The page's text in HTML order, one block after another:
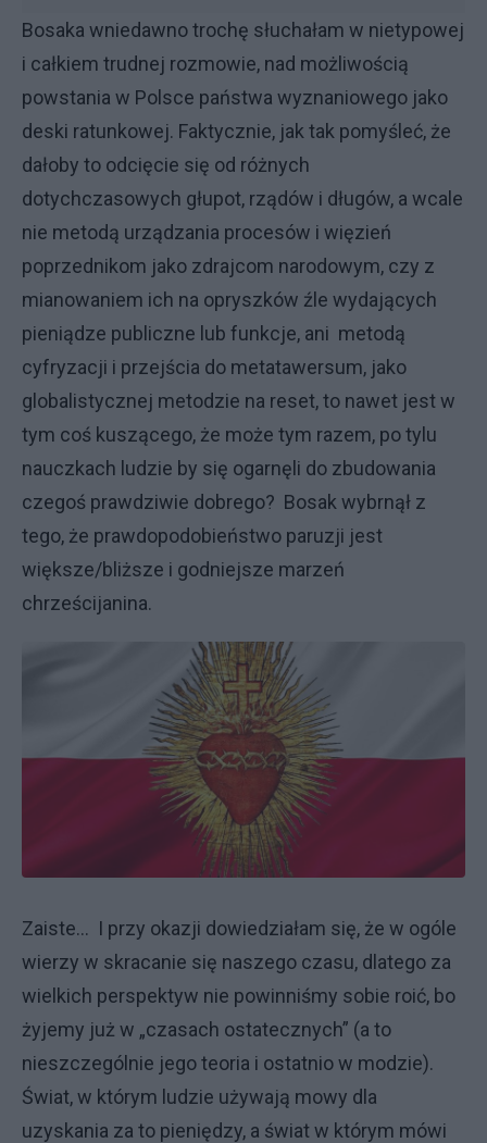
Bosaka wniedawno trochę słuchałam w nietypowej
i całkiem trudnej rozmowie, nad możliwością
powstania w Polsce państwa wyznaniowego jako
deski ratunkowej. Faktycznie, jak tak pomyśleć, że
dałoby to odcięcie się od różnych
dotychczasowych głupot, rządów i długów, a wcale
nie metodą urządzania procesów i więzień
poprzednikom jako zdrajcom narodowym, czy z
mianowaniem ich na opryszków źle wydających
pieniądze publiczne lub funkcje, ani metodą
cyfryzacji i przejścia do metatawersum, jako
globalistycznej metodzie na reset, to nawet jest w
tym coś kuszącego, że może tym razem, po tylu
nauczkach ludzie by się ogarnęli do zbudowania
czegoś prawdziwie dobrego? Bosak wybrnął z
tego, że prawdopodobieństwo paruzji jest
większe/bliższe i godniejsze marzeń
chrześcijanina.
Zaiste… I przy okazji dowiedziałam się, że w ogóle
wierzy w skracanie się naszego czasu, dlatego za
wielkich perspektyw nie powinniśmy sobie roić, bo
żyjemy już w „czasach ostatecznych” (a to
nieszczególnie jego teoria i ostatnio w modzie).
Świat, w którym ludzie używają mowy dla
uzyskania za to pieniędzy, a świat w którym mówi